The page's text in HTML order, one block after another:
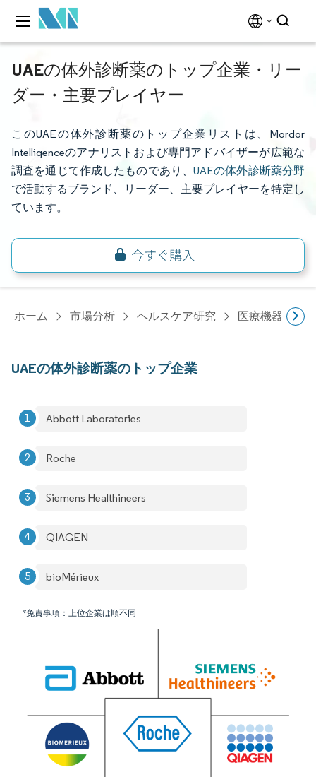
UAEの体外診断薬のトップ企業・リー
ダー・主要プレイヤー
このUAEの体外診断薬のトップ企業リストは、Mordor
Intelligenceのアナリストおよび専門アドバイザーが広範な
調査を通じて作成したものであり、 UAEの体外診断薬分野
で活動するブランド、リーダー、主要プレイヤーを特定し
ています。
ホーム 市場分析 ヘルスケア研究 医療機器研究
UAEの体外診断薬のトップ企業
Abbott Laboratories
Roche
Siemens Healthineers
QIAGEN
bioMérieux
*免責事項：上位企業は順不同